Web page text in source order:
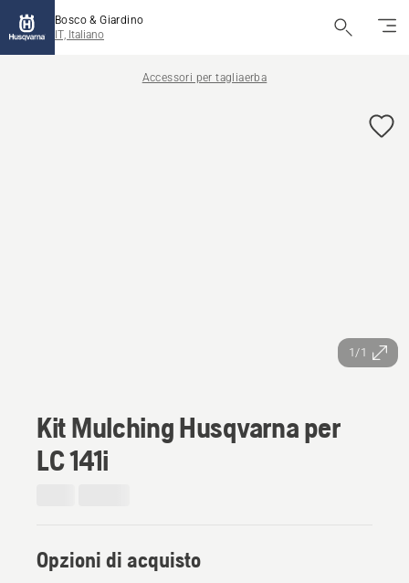
Bosco & Giardino
IT, Italiano
Accessori per tagliaerba
1/1
Kit Mulching Husqvarna per
LC 141i
Opzioni di acquisto